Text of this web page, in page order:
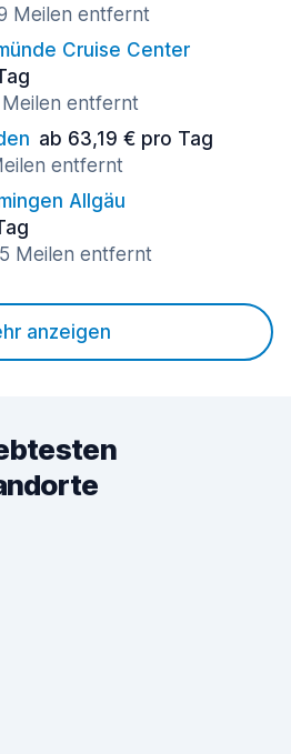
Meilen entfernt
Cruise Center
Meilen entfernt
ab 63,19 € pro Tag
entfernt
Allgäu
Meilen entfernt
anzeigen